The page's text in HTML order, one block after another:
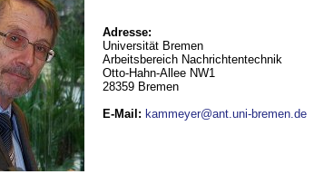
Adresse:
Universität Bremen
Arbeitsbereich Nachrichtentechnik
Otto-Hahn-Allee NW1
28359 Bremen
E-Mail : kammeyer@ant.uni-bremen.de